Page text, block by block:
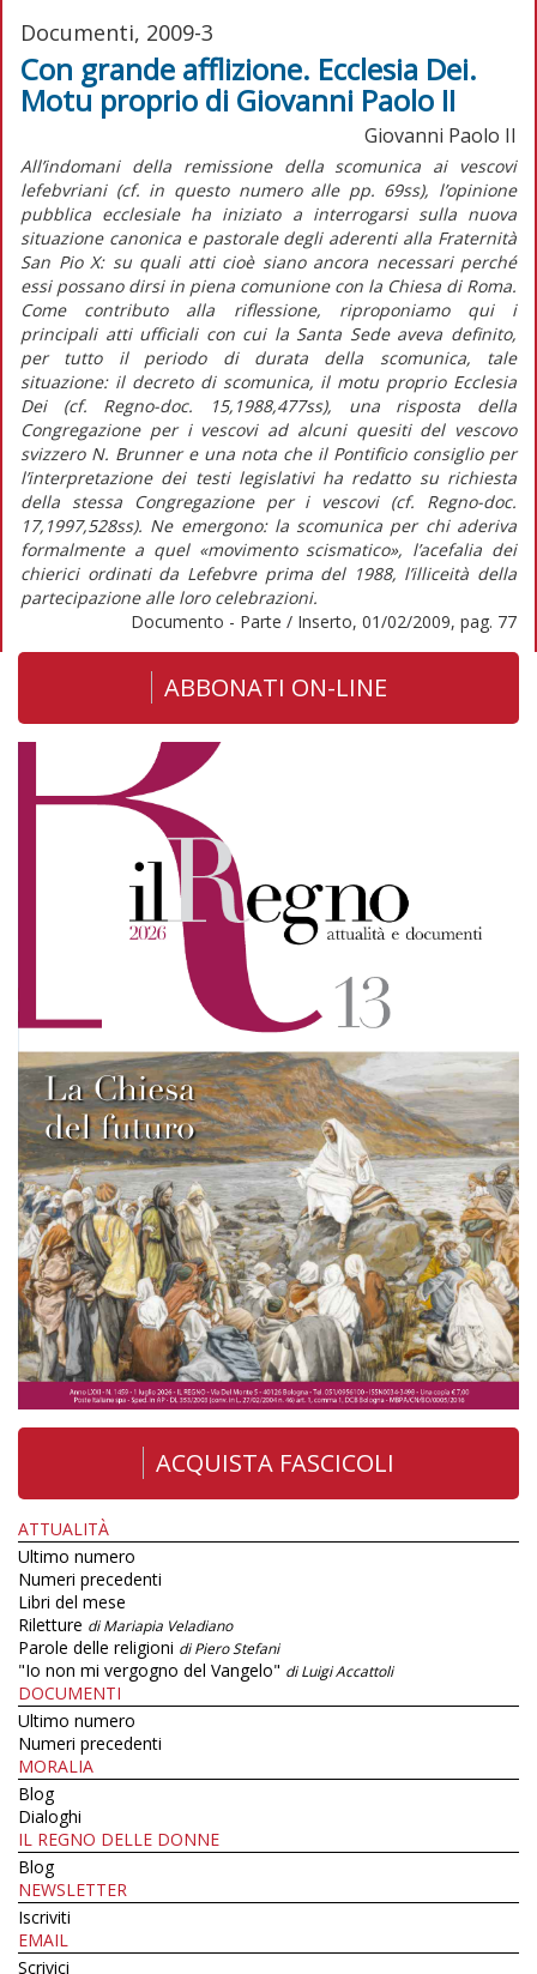
Documenti, 2009-3
Con grande afflizione. Ecclesia Dei.
Motu proprio di Giovanni Paolo II
Giovanni Paolo II
All’indomani della remissione della scomunica ai vescovi
lefebvriani (cf. in questo numero alle pp. 69ss), l’opinione
pubblica ecclesiale ha iniziato a interrogarsi sulla nuova
situazione canonica e pastorale degli aderenti alla Fraternità
San Pio X: su quali atti cioè siano ancora necessari perché
essi possano dirsi in piena comunione con la Chiesa di Roma.
Come contributo alla riflessione, riproponiamo qui i
principali atti ufficiali con cui la Santa Sede aveva definito,
per tutto il periodo di durata della scomunica, tale
situazione: il decreto di scomunica, il motu proprio Ecclesia
Dei (cf. Regno-doc. 15,1988,477ss), una risposta della
Congregazione per i vescovi ad alcuni quesiti del vescovo
svizzero N. Brunner e una nota che il Pontificio consiglio per
l’interpretazione dei testi legislativi ha redatto su richiesta
della stessa Congregazione per i vescovi (cf. Regno-doc.
17,1997,528ss). Ne emergono: la scomunica per chi aderiva
formalmente a quel «movimento scismatico», l’acefalia dei
chierici ordinati da Lefebvre prima del 1988, l’illiceità della
partecipazione alle loro celebrazioni.
Documento - Parte / Inserto, 01/02/2009, pag. 77
ABBONATI ON-LINE
ACQUISTA FASCICOLI
ATTUALITÀ
Ultimo numero
Numeri precedenti
Libri del mese
Riletture di Mariapia Veladiano
Parole delle religioni di Piero Stefani
"Io non mi vergogno del Vangelo" di Luigi Accattoli
DOCUMENTI
Ultimo numero
Numeri precedenti
MORALIA
Blog
Dialoghi
IL REGNO DELLE DONNE
Blog
NEWSLETTER
Iscriviti
EMAIL
Scrivici